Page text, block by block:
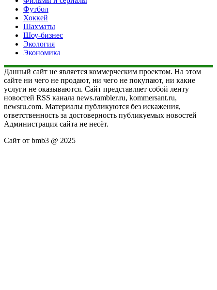
Футбол
Хоккей
Шахматы
Шоу-бизнес
Экология
Экономика
Данный сайт не является коммерческим проектом. На этом
сайте ни чего не продают, ни чего не покупают, ни какие
услуги не оказываются. Сайт представляет собой ленту
новостей RSS канала news.rambler.ru, kommersant.ru,
newsru.com. Материалы публикуются без искажения,
ответственность за достоверность публикуемых новостей
Администрация сайта не несёт.
Сайт от bmb3 @ 2025